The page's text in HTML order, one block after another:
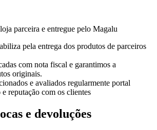
parceira e entregue pelo Magalu
pela entrega dos produtos de parceiros
com nota fiscal e garantimos a
originais.
e avaliados regularmente portal
reputação com os clientes
e devoluções